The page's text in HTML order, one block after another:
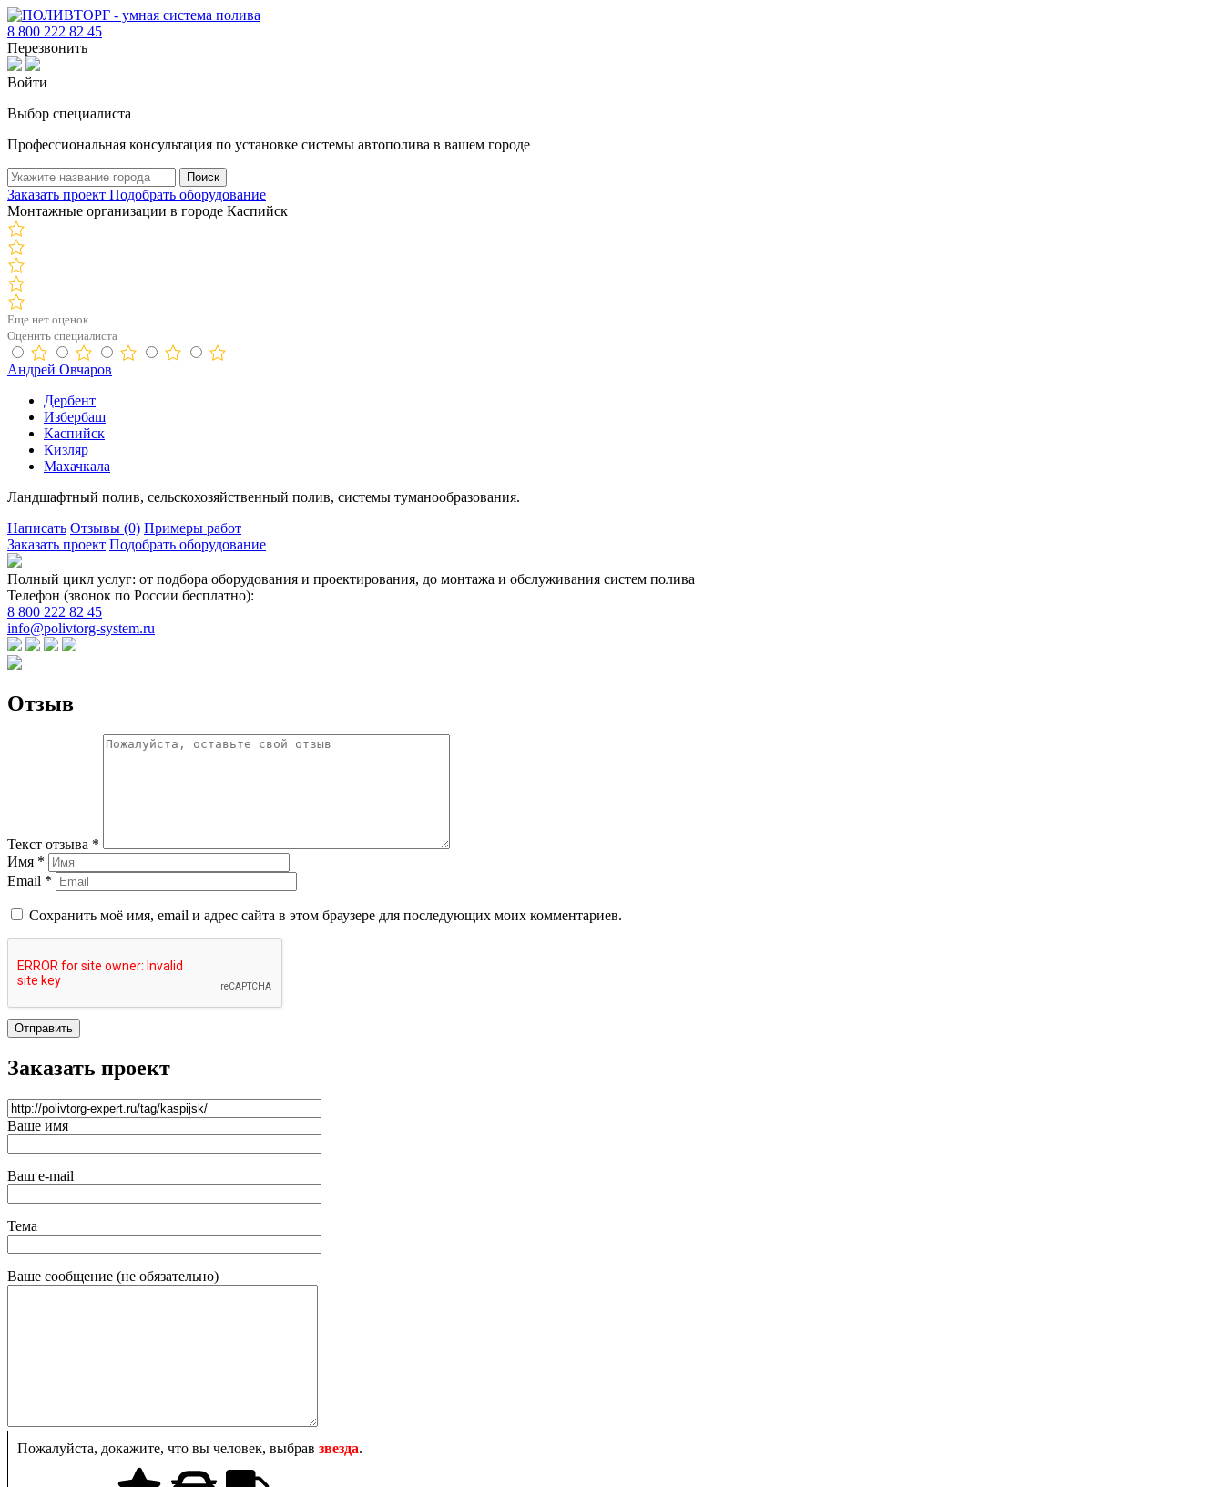
8 800 222 82 45
Перезвонить
Войти
Выбор специалиста
Профессиональная консультация по установке системы автополива в вашем городе
Поиск
Заказать проект Подобрать оборудование
Монтажные организации в городе Каспийск
Еще нет оценок
Оценить специалиста
Андрей Овчаров
Дербент
Избербаш
Каспийск
Кизляр
Махачкала
Ландшафтный полив, сельскохозяйственный полив, системы туманообразования.
Написать Отзывы (0) Примеры работ
Заказать проект Подобрать оборудование
Полный цикл услуг: от подбора оборудования и проектирования, до монтажа и обслуживания систем полива
Телефон (звонок по России бесплатно):
8 800 222 82 45
info@polivtorg-system.ru
Отзыв
Текст отзыва *
Имя *
Email *
Сохранить моё имя, email и адрес сайта в этом браузере для последующих моих комментариев.
Отправить
Заказать проект
Ваше имя
Ваш e-mail
Тема
Ваше сообщение (не обязательно)
Пожалуйста, докажите, что вы человек, выбрав звезда.